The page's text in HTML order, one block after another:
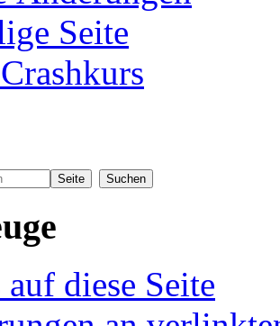
Seite
diese Seite